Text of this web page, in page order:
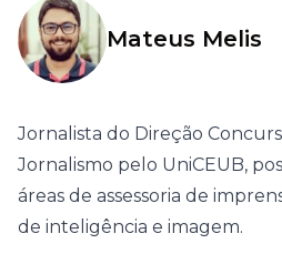
Mateus Melis
Jornalista do Direção
Jornalismo pelo UniCEUB,
áreas de assessoria de
de inteligência e imagem.